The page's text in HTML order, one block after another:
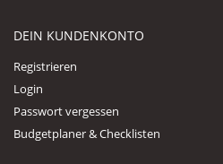
DEIN KUNDENKONTO
Registrieren
Login
Passwort vergessen
Budgetplaner & Checklisten